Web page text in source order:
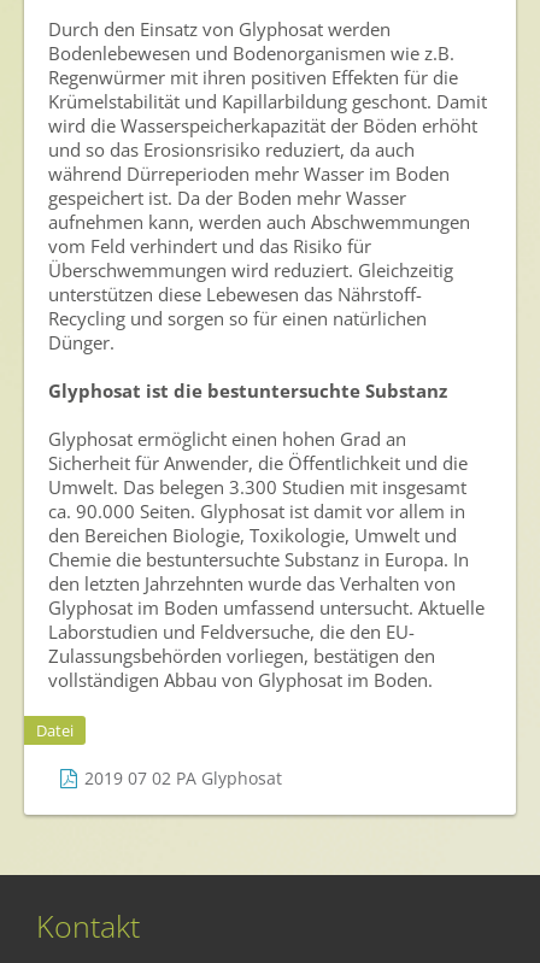
Durch den Einsatz von Glyphosat werden
Bodenlebewesen und Bodenorganismen wie z.B.
Regenwürmer mit ihren positiven Effekten für die
Krümelstabilität und Kapillarbildung geschont. Damit
wird die Wasserspeicherkapazität der Böden erhöht
und so das Erosionsrisiko reduziert, da auch
während Dürreperioden mehr Wasser im Boden
gespeichert ist. Da der Boden mehr Wasser
aufnehmen kann, werden auch Abschwemmungen
vom Feld verhindert und das Risiko für
Überschwemmungen wird reduziert. Gleichzeitig
unterstützen diese Lebewesen das Nährstoff-
Recycling und sorgen so für einen natürlichen
Dünger.
Glyphosat ist die bestuntersuchte Substanz
Glyphosat ermöglicht einen hohen Grad an
Sicherheit für Anwender, die Öffentlichkeit und die
Umwelt. Das belegen 3.300 Studien mit insgesamt
ca. 90.000 Seiten. Glyphosat ist damit vor allem in
den Bereichen Biologie, Toxikologie, Umwelt und
Chemie die bestuntersuchte Substanz in Europa. In
den letzten Jahrzehnten wurde das Verhalten von
Glyphosat im Boden umfassend untersucht. Aktuelle
Laborstudien und Feldversuche, die den EU-
Zulassungsbehörden vorliegen, bestätigen den
vollständigen Abbau von Glyphosat im Boden.
Datei
2019 07 02 PA Glyphosat
Kontakt